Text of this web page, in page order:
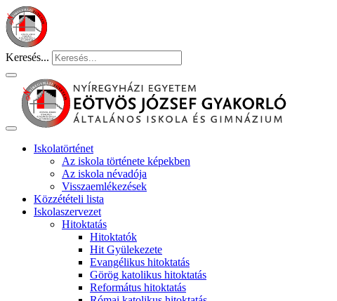
Keresés...
Iskolatörténet
Az iskola története képekben
Az iskola névadója
Visszaemlékezések
Közzétételi lista
Iskolaszervezet
Hitoktatás
Hitoktatók
Hit Gyülekezete
Evangélikus hitoktatás
Görög katolikus hitoktatás
Református hitoktatás